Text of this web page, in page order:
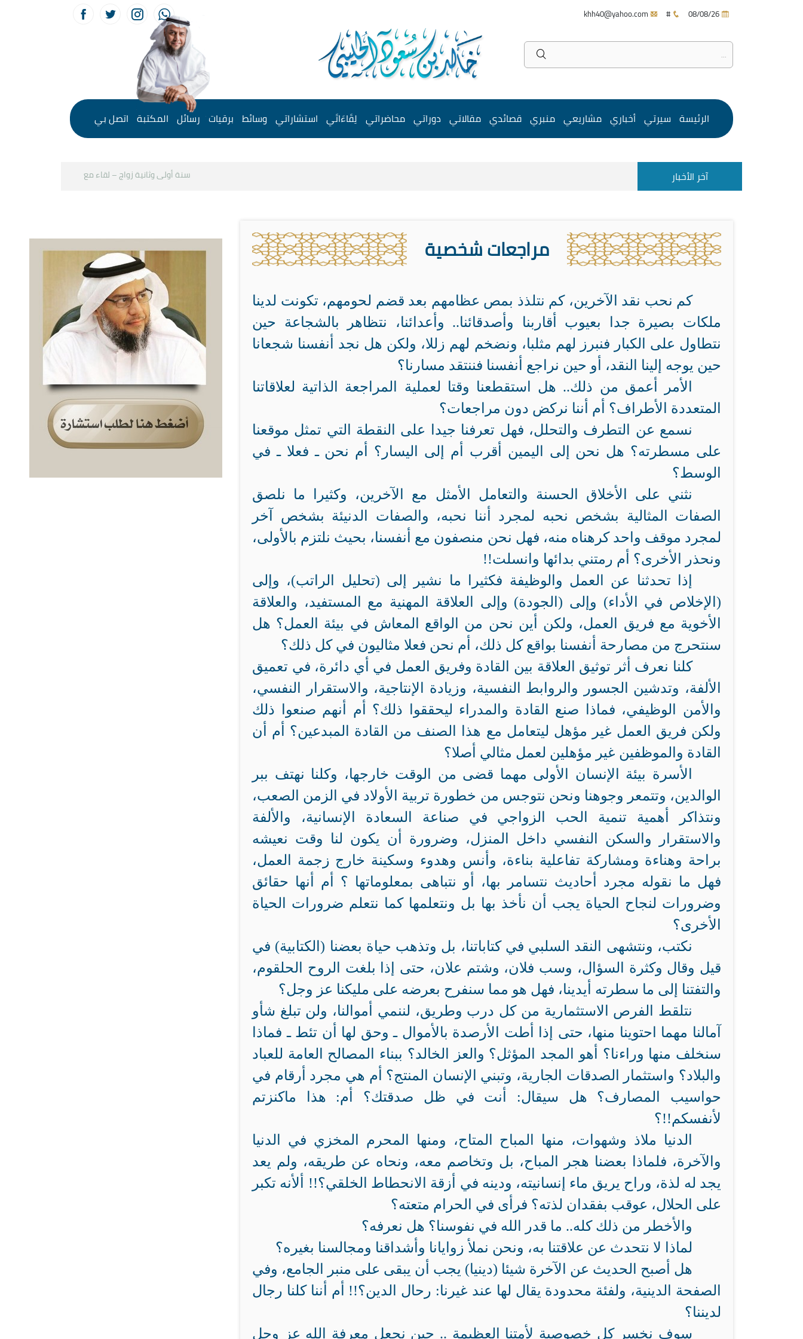
#
الرئيسة سيرتي أخباري مشاريعي منبري قصائدي مقالاتي دوراتي محاضراتي لِقَاءَاتَي استشاراتي وسائط برقيات رسائل المكتبة اتصل بي
آخر الأخبار سنة أولى وثانية زواج – لقاء مع د.خالد الحليبي
مراجعات شخصية
كم نحب نقد الآخرين، كم نتلذذ بمص عظامهم بعد قضم لحومهم، تكونت لدينا
ملكات بصيرة جدا بعيوب أقاربنا وأصدقائنا.. وأعدائنا، نتظاهر بالشجاعة حين
نتطاول على الكبار فنبرز لهم مثلبا، ونضخم لهم زللا، ولكن هل نجد أنفسنا شجعانا
حين يوجه إلينا النقد، أو حين نراجع أنفسنا فننتقد مسارنا؟
الأمر أعمق من ذلك.. هل استقطعنا وقتا لعملية المراجعة الذاتية لعلاقاتنا
المتعددة الأطراف؟ أم أننا نركض دون مراجعات؟
نسمع عن التطرف والتحلل، فهل تعرفنا جيدا على النقطة التي تمثل موقعنا
على مسطرته؟ هل نحن إلى اليمين أقرب أم إلى اليسار؟ أم نحن ـ فعلا ـ في
الوسط؟
نثني على الأخلاق الحسنة والتعامل الأمثل مع الآخرين، وكثيرا ما نلصق
الصفات المثالية بشخص نحبه لمجرد أننا نحبه، والصفات الدنيئة بشخص آخر
لمجرد موقف واحد كرهناه منه، فهل نحن منصفون مع أنفسنا، بحيث نلتزم بالأولى،
ونحذر الأخرى؟ أم رمتني بدائها وانسلت!!
إذا تحدثنا عن العمل والوظيفة فكثيرا ما نشير إلى (تحليل الراتب)، وإلى
(الإخلاص في الأداء) وإلى (الجودة) وإلى العلاقة المهنية مع المستفيد، والعلاقة
الأخوية مع فريق العمل، ولكن أين نحن من الواقع المعاش في بيئة العمل؟ هل
سنتحرج من مصارحة أنفسنا بواقع كل ذلك، أم نحن فعلا مثاليون في كل ذلك؟
كلنا نعرف أثر توثيق العلاقة بين القادة وفريق العمل في أي دائرة، في تعميق
الألفة، وتدشين الجسور والروابط النفسية، وزيادة الإنتاجية، والاستقرار النفسي،
والأمن الوظيفي، فماذا صنع القادة والمدراء ليحققوا ذلك؟ أم أنهم صنعوا ذلك
ولكن فريق العمل غير مؤهل ليتعامل مع هذا الصنف من القادة المبدعين؟ أم أن
القادة والموظفين غير مؤهلين لعمل مثالي أصلا؟
الأسرة بيئة الإنسان الأولى مهما قضى من الوقت خارجها، وكلنا نهتف ببر
الوالدين، وتتمعر وجوهنا ونحن نتوجس من خطورة تربية الأولاد في الزمن الصعب،
ونتذاكر أهمية تنمية الحب الزواجي في صناعة السعادة الإنسانية، والألفة
والاستقرار والسكن النفسي داخل المنزل، وضرورة أن يكون لنا وقت نعيشه
براحة وهناءة ومشاركة تفاعلية بناءة، وأنس وهدوء وسكينة خارج زجمة العمل،
فهل ما نقوله مجرد أحاديث نتسامر بها، أو نتباهى بمعلوماتها ؟ أم أنها حقائق
وضرورات لنجاح الحياة يجب أن نأخذ بها بل ونتعلمها كما نتعلم ضرورات الحياة
الأخرى؟
نكتب، ونتشهى النقد السلبي في كتاباتنا، بل وتذهب حياة بعضنا (الكتابية) في
قيل وقال وكثرة السؤال، وسب فلان، وشتم علان، حتى إذا بلغت الروح الحلقوم،
والتفتنا إلى ما سطرته أيدينا، فهل هو مما سنفرح بعرضه على مليكنا عز وجل؟
نتلقط الفرص الاستثمارية من كل درب وطريق، لننمي أموالنا، ولن تبلغ شأو
آمالنا مهما احتوينا منها، حتى إذا أطت الأرصدة بالأموال ـ وحق لها أن تئط ـ فماذا
سنخلف منها وراءنا؟ أهو المجد المؤثل؟ والعز الخالد؟ ببناء المصالح العامة للعباد
والبلاد؟ واستثمار الصدقات الجارية، وتبني الإنسان المنتج؟ أم هي مجرد أرقام في
حواسيب المصارف؟ هل سيقال: أنت في ظل صدقتك؟ أم: هذا ماكنزتم
لأنفسكم!!؟
الدنيا ملاذ وشهوات، منها المباح المتاح، ومنها المحرم المخزي في الدنيا
والآخرة، فلماذا بعضنا هجر المباح، بل وتخاصم معه، ونحاه عن طريقه، ولم يعد
يجد له لذة، وراح يريق ماء إنسانيته، ودينه في أزقة الانحطاط الخلقي؟!! ألأنه تكبر
على الحلال، عوقب بفقدان لذته؟ فرأى في الحرام متعته؟
والأخطر من ذلك كله.. ما قدر الله في نفوسنا؟ هل نعرفه؟
لماذا لا نتحدث عن علاقتنا به، ونحن نملأ زوايانا وأشداقنا ومجالسنا بغيره؟
هل أصبح الحديث عن الآخرة شيئا (دينيا) يجب أن يبقى على منبر الجامع، وفي
الصفحة الدينية، ولفئة محدودة يقال لها عند غيرنا: رحال الدين؟!! أم أننا كلنا رجال
لديننا؟
سوف نخسر كل خصوصية لأمتنا العظيمة .. حين نجعل معرفة الله عز وجل